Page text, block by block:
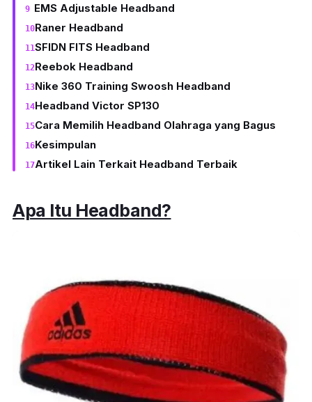
EMS Adjustable Headband
Raner Headband
SFIDN FITS Headband
Reebok Headband
Nike 360 Training Swoosh Headband
Headband Victor SP130
Cara Memilih Headband Olahraga yang Bagus
Kesimpulan
Artikel Lain Terkait Headband Terbaik
Apa Itu Headband?